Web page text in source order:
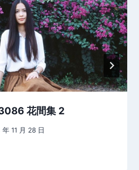
花間集 2
年 11 月 28 日